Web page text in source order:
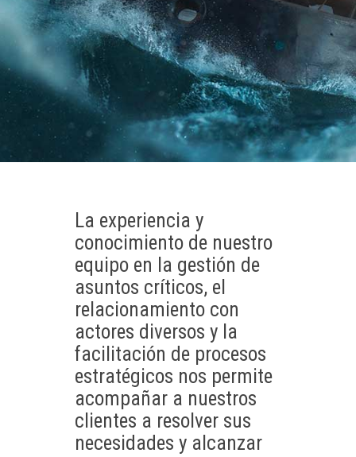
La experiencia y
conocimiento de nuestro
equipo en la gestión de
asuntos críticos, el
relacionamiento con
actores diversos y la
facilitación de procesos
estratégicos nos permite
acompañar a nuestros
clientes a resolver sus
necesidades y alcanzar